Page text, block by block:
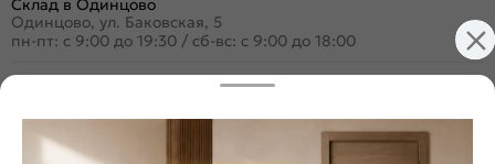
Склад в Одинцово
Одинцово, ул. Баковская, 5
пн-пт: с 9:00 до 19:30 / сб-вс: с 9:00 до 18:00
+7 (495) 984-16-99
Заказать звонок